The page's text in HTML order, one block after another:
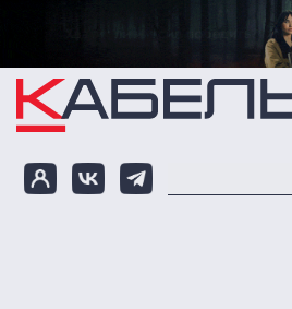
Перейти к основному содержанию